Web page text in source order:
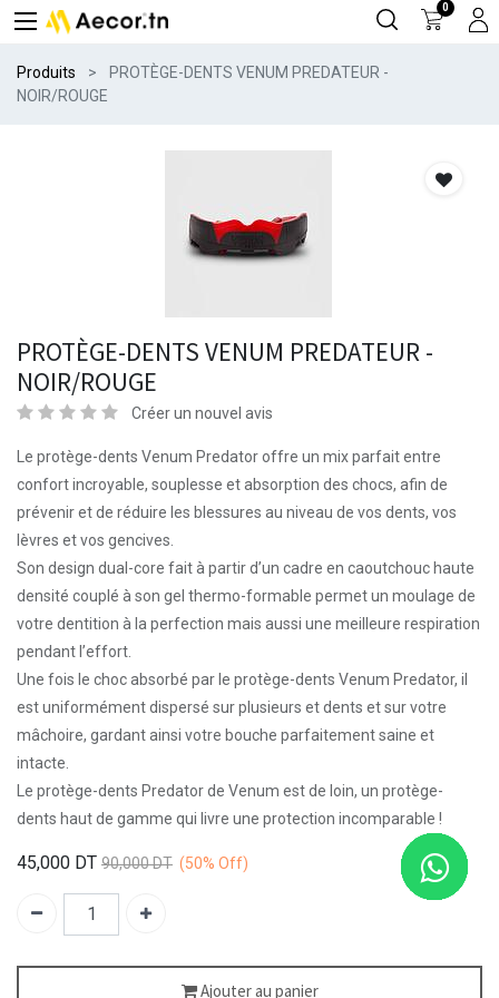
0
Produits
PROTÈGE-DENTS VENUM PREDATEUR -
NOIR/ROUGE
PROTÈGE-DENTS VENUM PREDATEUR -
NOIR/ROUGE
Créer un nouvel avis
Le protège-dents Venum Predator offre un mix parfait entre
confort incroyable, souplesse et absorption des chocs, afin de
prévenir et de réduire les blessures au niveau de vos dents, vos
lèvres et vos gencives.
Son design dual-core fait à partir d’un cadre en caoutchouc haute
densité couplé à son gel thermo-formable permet un moulage de
votre dentition à la perfection mais aussi une meilleure respiration
pendant l’effort.
Une fois le choc absorbé par le protège-dents Venum Predator, il
est uniformément dispersé sur plusieurs et dents et sur votre
mâchoire, gardant ainsi votre bouche parfaitement saine et
intacte.
Le protège-dents Predator de Venum est de loin, un protège-
dents haut de gamme qui livre une protection incomparable !
45,000 DT 90,000DT (50% Off)
Ajouter au panier